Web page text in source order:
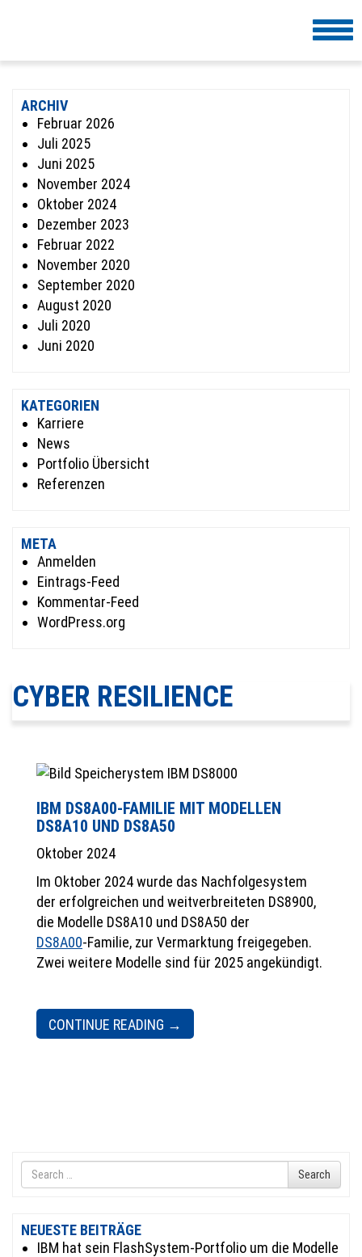
ARCHIV
Februar 2026
Juli 2025
Juni 2025
November 2024
Oktober 2024
Dezember 2023
Februar 2022
November 2020
September 2020
August 2020
Juli 2020
Juni 2020
KATEGORIEN
Karriere
News
Portfolio Übersicht
Referenzen
META
Anmelden
Eintrags-Feed
Kommentar-Feed
WordPress.org
CYBER RESILIENCE
IBM DS8A00-FAMILIE MIT MODELLEN
DS8A10 UND DS8A50
Oktober 2024
Im Oktober 2024 wurde das Nachfolgesystem
der erfolgreichen und weitverbreiteten DS8900,
die Modelle DS8A10 und DS8A50 der
DS8A00-Familie, zur Vermarktung freigegeben.
Zwei weitere Modelle sind für 2025 angekündigt.
CONTINUE READING →
Search
for
Search
NEUESTE BEITRÄGE
IBM hat sein FlashSystem-Portfolio um die Modelle